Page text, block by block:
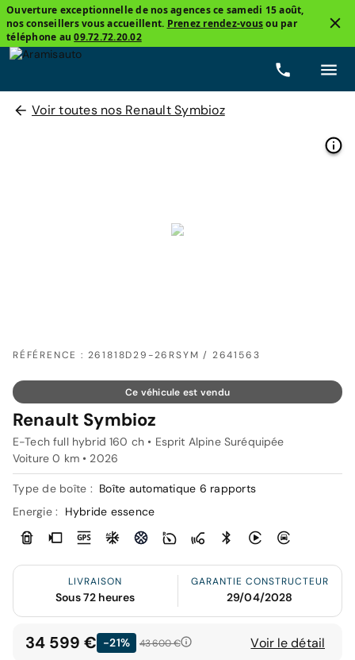
Ouverture exceptionnelle de nos agences ce samedi 15 août,
nos conseillers vous accueillent. Prenez rendez-vousou par
téléphone au09.72.72.20.02
Voir toutes nos Renault Symbioz
RÉFÉRENCE : 261818D29-26RSYM / 2641563
Ce véhicule est vendu
Renault Symbioz
E-Tech full hybrid 160 ch • Esprit Alpine Suréquipée
Voiture 0 km • 2026
Type de boîte : Boîte automatique 6 rapports
Energie :
Hybride essence
LIVRAISON
Sous 72 heures
GARANTIE CONSTRUCTEUR
29/04/2028
34 599 € -21% 43 600 € Voir le détail